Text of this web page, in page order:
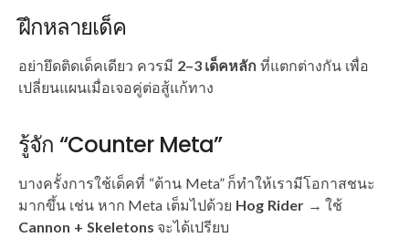
ฝึกหลายเด็ค
อย่ายึดติดเด็คเดียว ควรมี 2–3 เด็คหลัก ที่แตกต่างกัน เพื่อ
เปลี่ยนแผนเมื่อเจอคู่ต่อสู้แก้ทาง
รู้จัก “Counter Meta”
บางครั้งการใช้เด็คที่ “ต้าน Meta” ก็ทำให้เรามีโอกาสชนะ
มากขึ้น เช่น หาก Meta เต็มไปด้วย Hog Rider→ ใช้
Cannon + Skeletons จะได้เปรียบ